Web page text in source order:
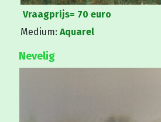
Vraagprijs= 70 euro
Medium: Aquarel
Nevelig